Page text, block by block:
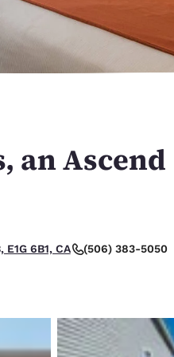
English
an Ascend
6B1, CA (506) 383-5050